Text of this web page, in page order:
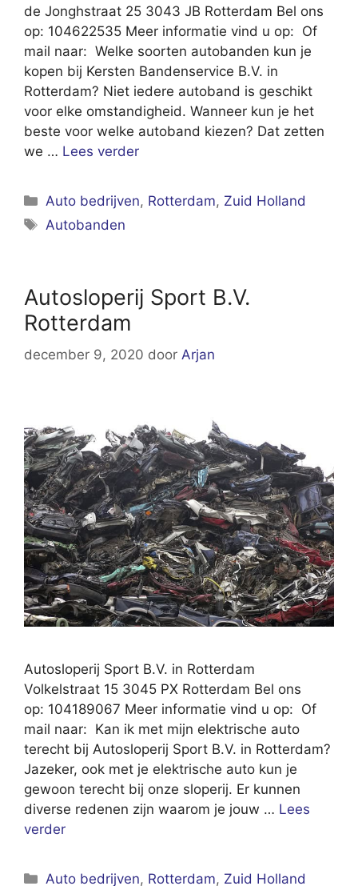
de Jonghstraat 25 3043 JB Rotterdam Bel ons
op: 104622535 Meer informatie vind u op: Of
mail naar: Welke soorten autobanden kun je
kopen bij Kersten Bandenservice B.V. in
Rotterdam? Niet iedere autoband is geschikt
voor elke omstandigheid. Wanneer kun je het
beste voor welke autoband kiezen? Dat zetten
we … Lees verder
Categorieën
Auto bedrijven, Rotterdam, Zuid Holland
Tags
Autobanden
Autosloperij Sport B.V.
Rotterdam
december 9, 2020 door Arjan
Autosloperij Sport B.V. in Rotterdam
Volkelstraat 15 3045 PX Rotterdam Bel ons
op: 104189067 Meer informatie vind u op: Of
mail naar: Kan ik met mijn elektrische auto
terecht bij Autosloperij Sport B.V. in Rotterdam?
Jazeker, ook met je elektrische auto kun je
gewoon terecht bij onze sloperij. Er kunnen
diverse redenen zijn waarom je jouw … Lees
verder
Categorieën
Auto bedrijven, Rotterdam, Zuid Holland